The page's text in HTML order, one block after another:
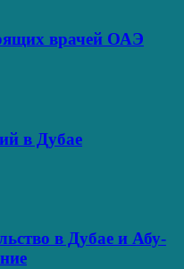
врачей ОАЭ
в Дубае
в Дубае и Абу-